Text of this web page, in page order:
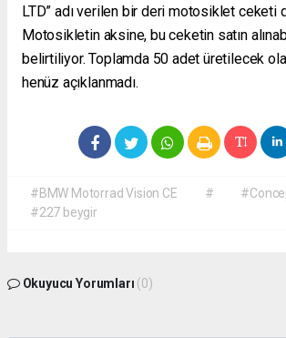
LTD” adı verilen bir deri motosiklet ceketi
Motosikletin aksine, bu ceketin satın
belirtiliyor. Toplamda 50 adet üretilecek
henüz açıklanmadı.
#BMW Motorrad Vision CE #
#227 beygir
Okuyucu Yorumları (0)